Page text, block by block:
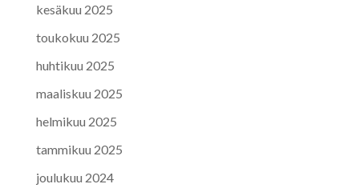
kesäkuu 2025
toukokuu 2025
huhtikuu 2025
maaliskuu 2025
helmikuu 2025
tammikuu 2025
joulukuu 2024